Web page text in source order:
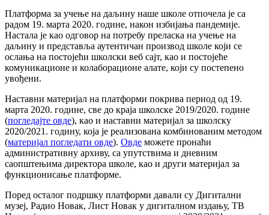
Платформа за учење на даљину наше школе отпочела је са
радом 19. марта 2020. године, након избијања пандемије.
Настала је као одговор на потребу преласка на учење на
даљину и представља аутентичан производ школе који се
ослања на постојећи школски веб сајт, као и постојеће
комуникационе и колаборационе алате, који су постепено
увођени.
Наставни материјал на платформи покрива период од 19.
марта 2020. године, све до краја школске 2019/2020. године
(погледајте овде), као и наставни материјал за школску
2020/2021. годину, која је реализована комбинованим методом
(материјал погледати овде). Овде можете пронаћи
административну архиву, са упутствима и дневним
саопштењима директора школе, као и други материјал за
функционисање платформе.
Поред осталог подршку платформи давали су Дигитални
музеј, Радио Новак, Лист Новак у дигиталном издању, ТВ